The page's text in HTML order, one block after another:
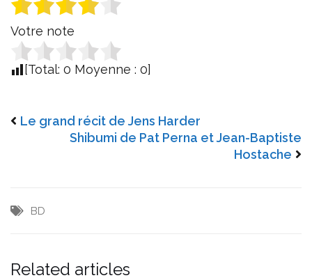
Votre note
[Total: 0 Moyenne : 0]
Le grand récit de Jens Harder
Shibumi de Pat Perna et Jean-Baptiste
Hostache
BD
Related articles